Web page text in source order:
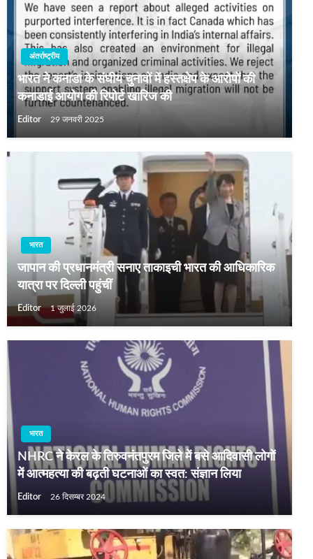
अंतर्राष्ट्रीय
भारत ने कनाडा के संघीय चुनावों में हस्तक्षेप के आरोपों की
कनाडाई आयोग की रिपोर्ट खारिज की
Editor 29 जनवरी 2025
भारत
जापान की प्रधानमंत्री सनाए ताकाइची भारत की आधिकारिक
यात्रा पर दिल्ली पहुंचीं
Editor 1 जुलाई 2026
भारत
NHRC ने केरल के तिरुवनंतपुरम जिले में बसे आदिवासी लोगों
में आत्महत्या की बढ़ती घटनाओं का स्वत: संज्ञान लिया
Editor 26 दिसम्बर 2024